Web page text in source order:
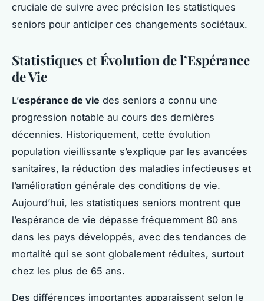
cruciale de suivre avec précision les statistiques
seniors pour anticiper ces changements sociétaux.
Statistiques et Évolution de l’Espérance
de Vie
L’espérance de vie des seniors a connu une
progression notable au cours des dernières
décennies. Historiquement, cette évolution
population vieillissante s’explique par les avancées
sanitaires, la réduction des maladies infectieuses et
l’amélioration générale des conditions de vie.
Aujourd’hui, les statistiques seniors montrent que
l’espérance de vie dépasse fréquemment 80 ans
dans les pays développés, avec des tendances de
mortalité qui se sont globalement réduites, surtout
chez les plus de 65 ans.
Des différences importantes apparaissent selon le